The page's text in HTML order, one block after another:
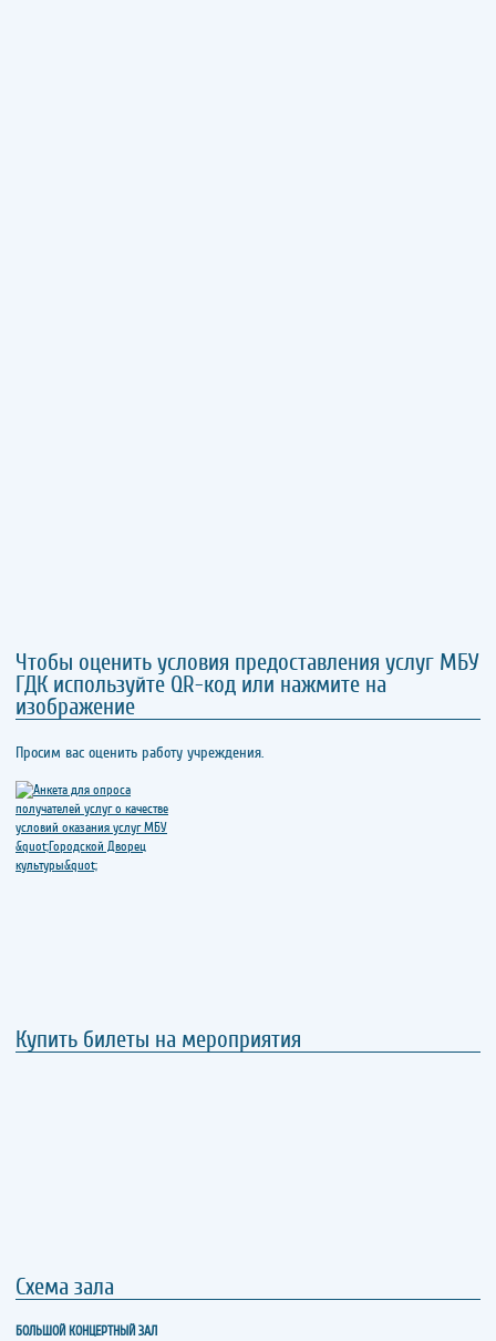
Чтобы оценить условия предоставления услуг МБУ
ГДК используйте QR-код или нажмите на
изображение
Просим вас оценить работу учреждения.
Купить билеты на мероприятия
Схема зала
БОЛЬШОЙ КОНЦЕРТНЫЙ ЗАЛ